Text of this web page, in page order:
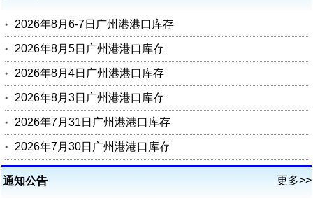
2026年8月6-7日广州港港口库存
2026年8月5日广州港港口库存
2026年8月4日广州港港口库存
2026年8月3日广州港港口库存
2026年7月31日广州港港口库存
2026年7月30日广州港港口库存
更多>>
通知公告